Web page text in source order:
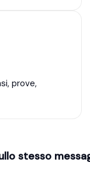
prove,
stesso